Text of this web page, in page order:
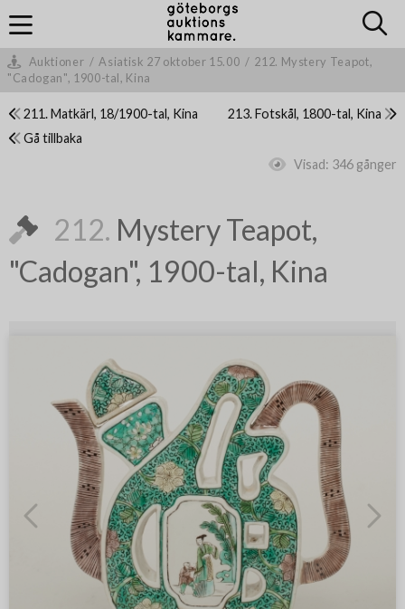
Auktioner / Asiatisk 27 oktober 15.00 / 212. Mystery Teapot,
"Cadogan", 1900-tal, Kina
211. Matkärl, 18/1900-tal, Kina
213. Fotskål, 1800-tal, Kina
Gå tillbaka
Visad: 346 gånger
212. Mystery Teapot,
"Cadogan", 1900-tal, Kina